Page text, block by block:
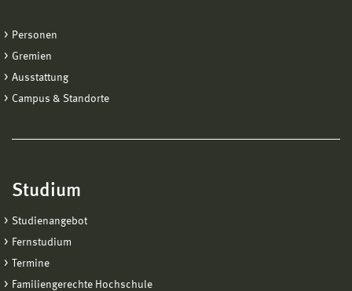
Personen
Gremien
Ausstattung
Campus & Standorte
Studium
Studienangebot
Fernstudium
Termine
Familiengerechte Hochschule